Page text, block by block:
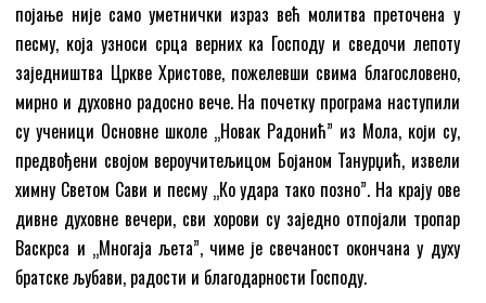
појање није само уметнички израз већ молитва преточена у
песму, која узноси срца верних ка Господу и сведочи лепоту
заједништва Цркве Христове, пожелевши свима благословено,
мирно и духовно радосно вече. На почетку програма наступили
су ученици Основне школе „Новак Радонић” из Мола, који су,
предвођени својoм вероучитељицом Бојаном Танурџић, извели
химну Светом Сави и песму „Ко удара тако позно”. На крају ове
дивне духовне вечери, сви хорови су заједно отпојали тропар
Васкрса и „Многаја љета”, чиме је свечаност окончана у духу
братске љубави, радости и благодарности Господу.